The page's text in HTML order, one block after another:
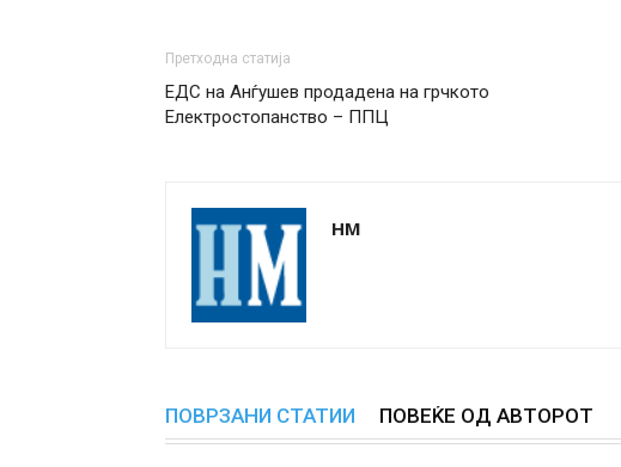
Претходна статија
ЕДС на Анѓушев продадена на грчкото
Електростопанство – ППЦ
НМ
ПОВРЗАНИ СТАТИИ ПОВЕЌЕ ОД АВТОРОТ